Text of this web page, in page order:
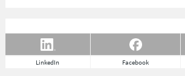
LinkedIn Facebook